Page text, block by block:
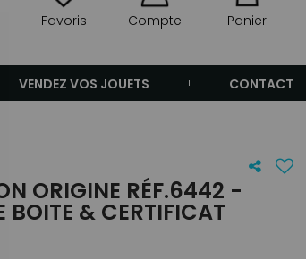
Favoris Compte Panier
VENDEZ VOS JOUETS CONTACT
ORIGINE RÉF.6442 -
BOITE & CERTIFICAT